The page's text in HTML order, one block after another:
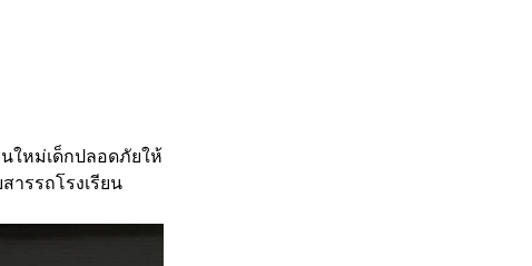
ใหม่เด็กปลอดภัยให้
ารรถโรงเรียน